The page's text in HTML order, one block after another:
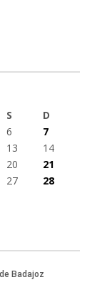
S
D
6
7
13
14
20
21
27
28